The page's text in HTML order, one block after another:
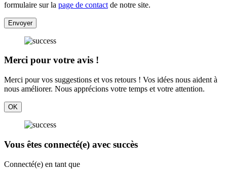
formulaire sur la page de contact de notre site.
Envoyer
Merci pour votre avis !
Merci pour vos suggestions et vos retours ! Vos idées nous aident à
nous améliorer. Nous apprécions votre temps et votre attention.
OK
Vous êtes connecté(e) avec succès
Connecté(e) en tant que